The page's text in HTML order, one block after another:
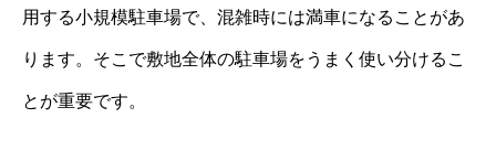
用する小規模駐車場で、混雑時には満車になることがあ
ります。そこで敷地全体の駐車場をうまく使い分けるこ
とが重要です。